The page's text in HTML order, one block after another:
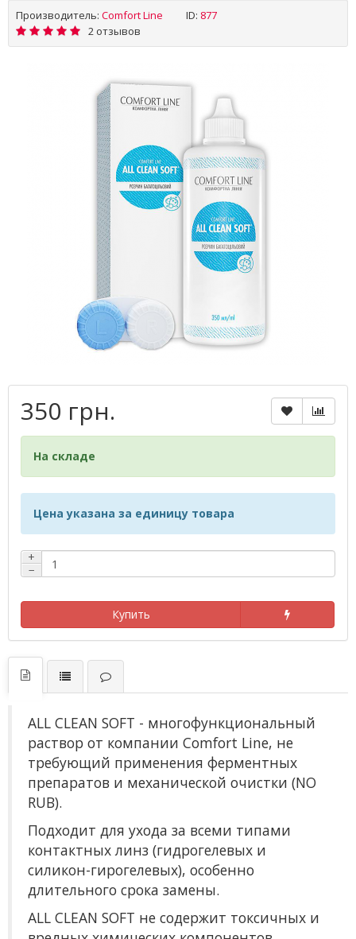
Производитель: Comfort Line ID: 877
2 отзывов
350 грн.
На складе
Цена указана за единицу товара
+
−
Купить
ALL CLEAN SOFT - многофункциональный
раствор от компании Comfort Line, не
требующий применения ферментных
препаратов и механической очистки (NO
RUB).
Подходит для ухода за всеми типами
контактных линз (гидрогелевых и
силикон-гирогелевых), особенно
длительного срока замены.
ALL CLEAN SOFT не содержит токсичных и